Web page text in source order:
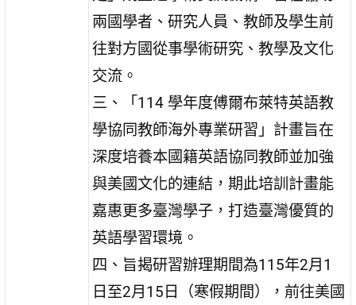
兩國學者、研究人員、教師及學生前
往對方國從事學術研究、教學及文化
交流。
三、「114 學年度傅爾布萊特英語教
學協同教師海外專業研習」計畫旨在
深度培養本國籍英語協同教師並加強
與美國文化的連結，期此培訓計畫能
嘉惠更多臺灣學子，打造臺灣優質的
英語學習環境。
四、旨揭研習辦理期間為115年2月1
日至2月15日（寒假期間），前往美國